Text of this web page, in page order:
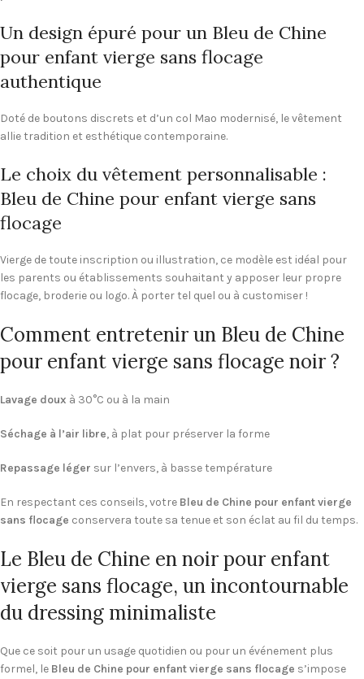
Un design épuré pour un Bleu de Chine
pour enfant vierge sans flocage
authentique
Doté de boutons discrets et d’un col Mao modernisé, le vêtement
allie tradition et esthétique contemporaine.
Le choix du vêtement personnalisable :
Bleu de Chine pour enfant vierge sans
flocage
Vierge de toute inscription ou illustration, ce modèle est idéal pour
les parents ou établissements souhaitant y apposer leur propre
flocage, broderie ou logo. À porter tel quel ou à customiser !
Comment entretenir un Bleu de Chine
pour enfant vierge sans flocage noir ?
Lavage doux à 30°C ou à la main
Séchage à l’air libre, à plat pour préserver la forme
Repassage léger sur l’envers, à basse température
En respectant ces conseils, votre Bleu de Chine pour enfant vierge
sans flocage conservera toute sa tenue et son éclat au fil du temps.
Le Bleu de Chine en noir pour enfant
vierge sans flocage, un incontournable
du dressing minimaliste
Que ce soit pour un usage quotidien ou pour un événement plus
formel, le Bleu de Chine pour enfant vierge sans flocage s’impose